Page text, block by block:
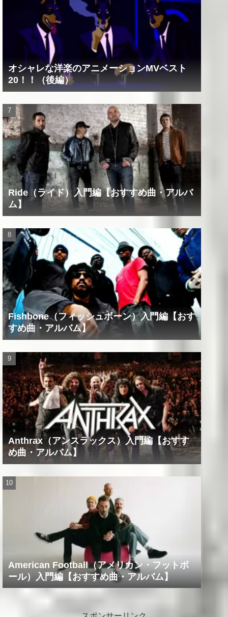
オシャレな洋楽のアニメーションMVベスト
20！！（後編）
Ride（ライド）入門編【おすすめ曲・アルバ
ム】
Fishbone（フィッシュボーン）入門編【おす
すめ曲・アルバム】
Anthrax（アンスラックス）入門編【おすす
め曲・アルバム】
American Football（アメリカン・フットボ
ール）入門編【おすすめ曲・アルバム】